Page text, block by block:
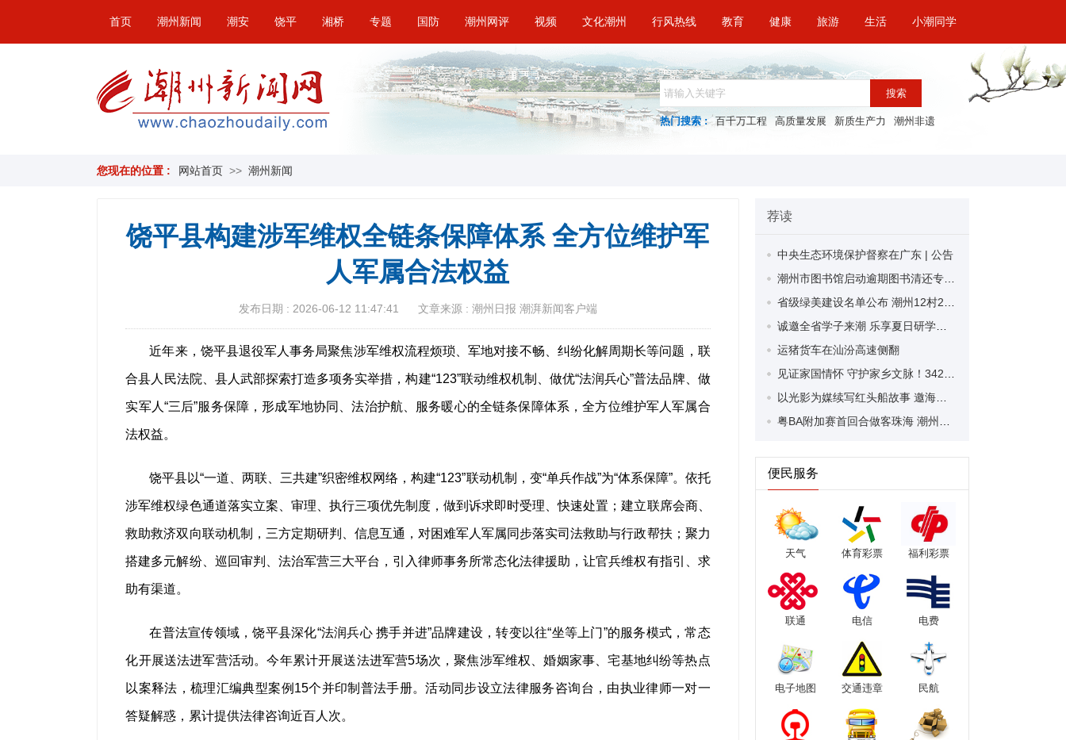
首页 潮州新闻 潮安 饶平 湘桥 专题 国防 潮州网评 视频 文化潮州 行风热线 教育 健康 旅游 生活 小潮同学
搜索
热门搜索 : 百千万工程 高质量发展 新质生产力 潮州非遗
您现在的位置 : 网站首页 >> 潮州新闻
饶平县构建涉军维权全链条保障体系 全方位维护军
人军属合法权益
发布日期 : 2026-06-12 11:47:41 文章来源 : 潮州日报 潮湃新闻客户端
近年来，饶平县退役军人事务局聚焦涉军维权流程烦琐、军地对接不畅、纠纷化解周期长等问题，联
合县人民法院、县人武部探索打造多项务实举措，构建“123”联动维权机制、做优“法润兵心”普法品牌、做
实军人“三后”服务保障，形成军地协同、法治护航、服务暖心的全链条保障体系，全方位维护军人军属合
法权益。
饶平县以“一道、两联、三共建”织密维权网络，构建“123”联动机制，变“单兵作战”为“体系保障”。依托
涉军维权绿色通道落实立案、审理、执行三项优先制度，做到诉求即时受理、快速处置；建立联席会商、
救助救济双向联动机制，三方定期研判、信息互通，对困难军人军属同步落实司法救助与行政帮扶；聚力
搭建多元解纷、巡回审判、法治军营三大平台，引入律师事务所常态化法律援助，让官兵维权有指引、求
助有渠道。
在普法宣传领域，饶平县深化“法润兵心 携手并进”品牌建设，转变以往“坐等上门”的服务模式，常态
化开展送法进军营活动。今年累计开展送法进军营5场次，聚焦涉军维权、婚姻家事、宅基地纠纷等热点
以案释法，梳理汇编典型案例15个并印制普法手册。活动同步设立法律服务咨询台，由执业律师一对一
答疑解惑，累计提供法律咨询近百人次。
荐读
中央生态环境保护督察在广东 | 公告
运猪货车在汕汾高速侧翻
便民服务
天气 体育彩票 福利彩票
联通 电信 电费
电子地图 交通违章 民航